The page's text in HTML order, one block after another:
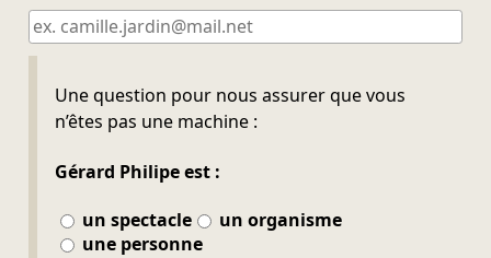
Une question pour nous assurer que vous
n’êtes pas une machine :
Gérard Philipe est :
un spectacle
un organisme
une personne
Ne pas remplir